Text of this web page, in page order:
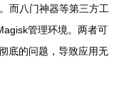
而八门神器等第三方工
管理环境。两者可
底的问题，导致应用无